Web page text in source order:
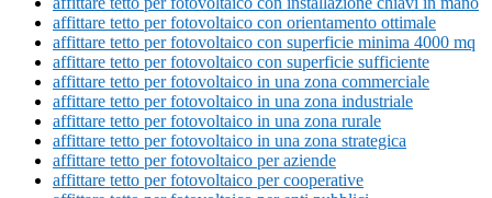
affittare tetto per fotovoltaico con orientamento ottimale
affittare tetto per fotovoltaico con superficie minima 4000 mq
affittare tetto per fotovoltaico con superficie sufficiente
affittare tetto per fotovoltaico in una zona commerciale
affittare tetto per fotovoltaico in una zona industriale
affittare tetto per fotovoltaico in una zona rurale
affittare tetto per fotovoltaico in una zona strategica
affittare tetto per fotovoltaico per aziende
affittare tetto per fotovoltaico per cooperative